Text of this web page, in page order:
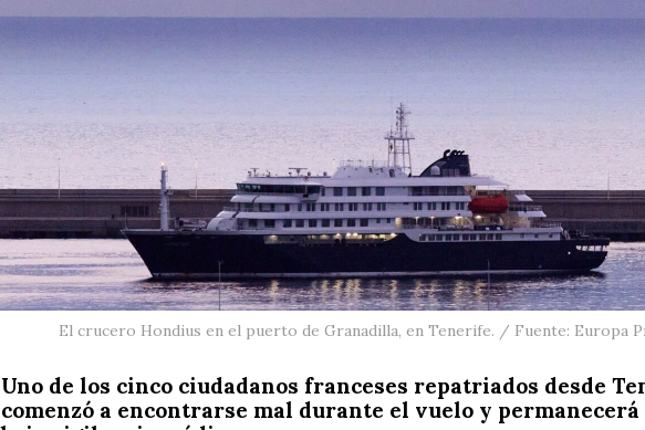
El crucero Hondius en el puerto de Granadilla, en Tenerife. / Fuente: Europa
Uno de los cinco ciudadanos franceses repatriados desde
comenzó a encontrarse mal durante el vuelo y